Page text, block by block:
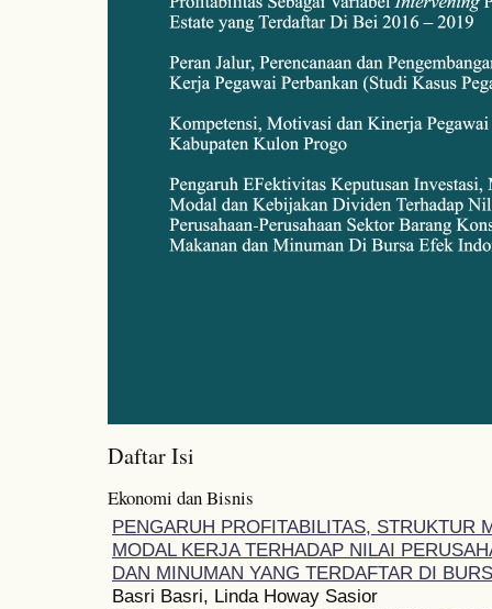
Daftar Isi
Ekonomi dan Bisnis
PENGARUH PROFITABILITAS, STRUKTUR
MODAL KERJA TERHADAP NILAI
DAN MINUMAN YANG TERDAFTAR DI
Basri Basri, Linda Howay Sasior